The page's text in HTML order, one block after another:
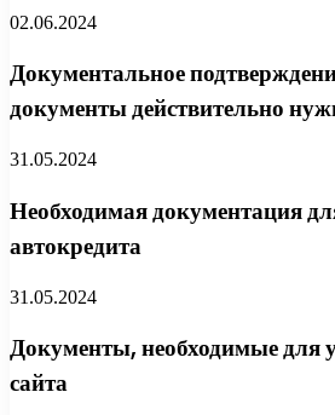
02.06.2024
Документальное
документы действительно
31.05.2024
Необходимая документация
автокредита
31.05.2024
Документы, необходимые для
сайта